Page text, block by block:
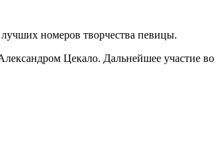
номеров творчества певицы.
Цекало. Дальнейшее участие